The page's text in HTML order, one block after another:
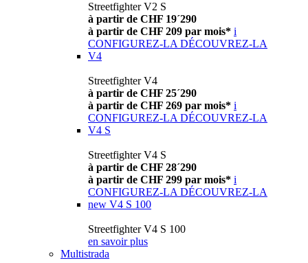
Streetfighter V2 S
à partir de CHF 19´290
à partir de CHF 209 par mois* i
CONFIGUREZ-LA DÉCOUVREZ-LA
V4
Streetfighter V4
à partir de CHF 25´290
à partir de CHF 269 par mois* i
CONFIGUREZ-LA DÉCOUVREZ-LA
V4 S
Streetfighter V4 S
à partir de CHF 28´290
à partir de CHF 299 par mois* i
CONFIGUREZ-LA DÉCOUVREZ-LA
new V4 S 100
Streetfighter V4 S 100
en savoir plus
Multistrada